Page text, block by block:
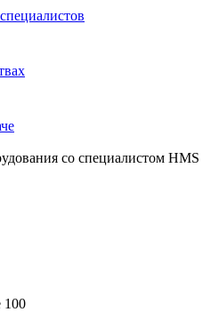
со специалистом HMS
100